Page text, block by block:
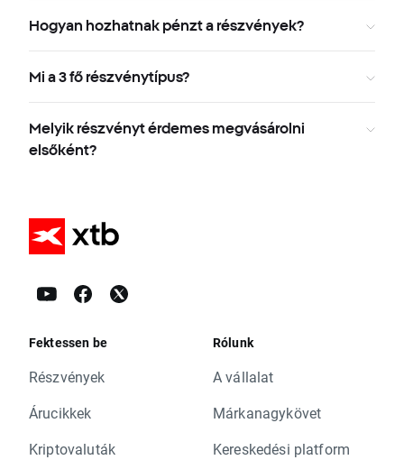
Hogyan hozhatnak pénzt a részvények?
Mi a 3 fő részvénytípus?
Melyik részvényt érdemes megvásárolni
elsőként?
Fektessen be
Részvények
Árucikkek
Kriptovaluták
Rólunk
A vállalat
Márkanagykövet
Kereskedési platform